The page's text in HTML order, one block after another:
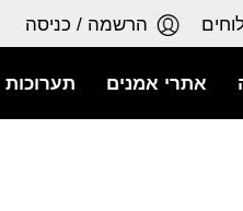
הרשמה / כניסה
אתרי אמנים תערוכות